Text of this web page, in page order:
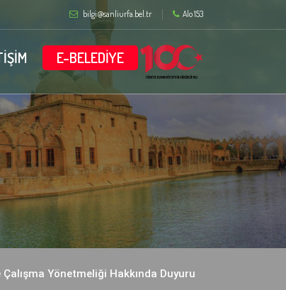
bilgi@sanliurfa.bel.tr Alo 153
E-BELEDİYE
Yönetmeliği Hakkında Duyuru